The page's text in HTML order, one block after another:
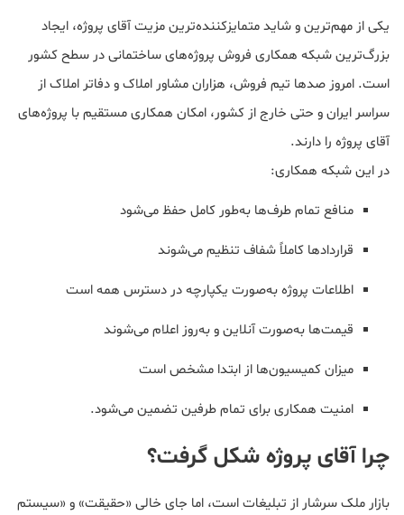
یکی از مهم‌ترین و شاید متمایزکننده‌ترین مزیت آقای پروژه، ایجاد
بزرگ‌ترین شبکه همکاری فروش پروژه‌های ساختمانی در سطح کشور
است. امروز صدها تیم فروش، هزاران مشاور املاک و دفاتر املاک از
سراسر ایران و حتی خارج از کشور، امکان همکاری مستقیم با پروژه‌های
آقای پروژه را دارند.
در این شبکه همکاری:
منافع تمام طرف‌ها به‌طور کامل حفظ می‌شود
قراردادها کاملاً شفاف تنظیم می‌شوند
اطلاعات پروژه به‌صورت یکپارچه در دسترس همه است
قیمت‌ها به‌صورت آنلاین و به‌روز اعلام می‌شوند
میزان کمیسیون‌ها از ابتدا مشخص است
امنیت همکاری برای تمام طرفین تضمین می‌شود.
چرا آقای پروژه شکل گرفت؟
بازار ملک سرشار از تبلیغات است، اما جای خالی «حقیقت» و «سیستم